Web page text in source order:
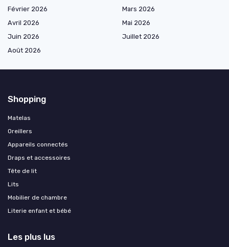
Février 2026
Mars 2026
Avril 2026
Mai 2026
Juin 2026
Juillet 2026
Août 2026
Shopping
Matelas
Oreillers
Appareils connectés
Draps et accessoires
Tête de lit
Lits
Mobilier de chambre
Literie enfant et bébé
Les plus lus